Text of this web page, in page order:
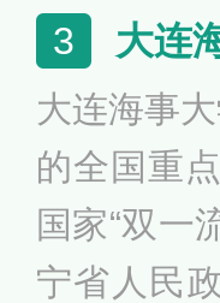
北大学，
1998年9
批“211工
入首轮一
轮“双一流
3 大连
大连海事
的全国重
国家“双一
宁省人民